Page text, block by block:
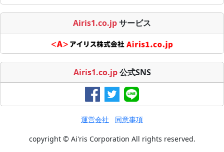
Airis1.co.jpサービス
Airis1.co.jp 公式SNS
運営会社 同意事項
copyright © Ai'ris Corporation All rights reserved.